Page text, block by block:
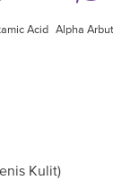
Acid Alpha
Kulit)